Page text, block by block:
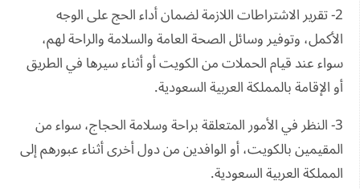
2- تقرير الاشتراطات اللازمة لضمان أداء الحج على الوجه
الأكمل، وتوفير وسائل الصحة العامة والسلامة والراحة لهم،
سواء عند قيام الحملات من الكويت أو أثناء سيرها في الطريق
أو الإقامة بالمملكة العربية السعودية.
3- النظر في الأمور المتعلقة براحة وسلامة الحجاج، سواء من
المقيمين بالكويت، أو الوافدين من دول أخرى أثناء عبورهم إلى
المملكة العربية السعودية.